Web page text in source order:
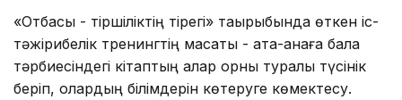
«Отбасы - тіршіліктің тірегі» тақырыбында өткен іс-
тәжірибелік тренингтің мақсаты - ата-анаға бала
тәрбиесіндегі кітаптың алар орны туралы түсінік
беріп, олардың білімдерін көтеруге көмектесу.